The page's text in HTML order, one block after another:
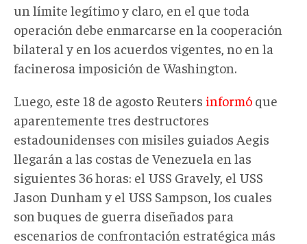
un límite legítimo y claro , en el que toda
operación debe enmarcarse en la cooperación
bilateral y en los acuerdos vigentes, no en la
facinerosa imposición de Washington.
Luego, este 18 de agosto Reuters informó que
aparentemente tres destructores
estadounidenses con misiles guiados Aegis
llegarán a las costas de Venezuela en las
siguientes 36horas: el USS Gravely, el USS
Jason Dunham y el USS Sampson , los cuales
son buques de guerra diseñados para
escenarios de confrontación estratégica más